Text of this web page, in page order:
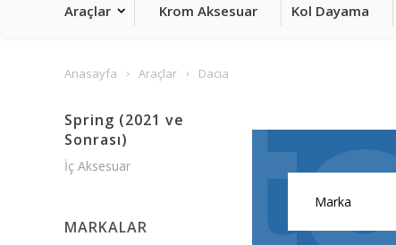
Araçlar Krom Aksesuar Kol Dayama
Anasayfa Araçlar Dacia
Spring (2021 ve
Sonrası)
İç Aksesuar
MARKALAR